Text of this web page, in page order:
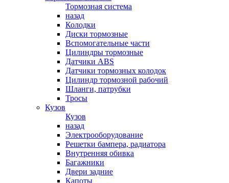
Тормозная система
назад
Колодки
Диски тормозные
Вспомогательные части
Цилиндры тормозные
Датчики ABS
Датчики тормозных колодок
Цилиндр тормозной рабочий
Шланги, патрубки
Тросы
Кузов
Кузов
назад
Электрооборудование
Решетки бампера, радиатора
Внутренняя обивка
Багажники
Двери задние
Капоты